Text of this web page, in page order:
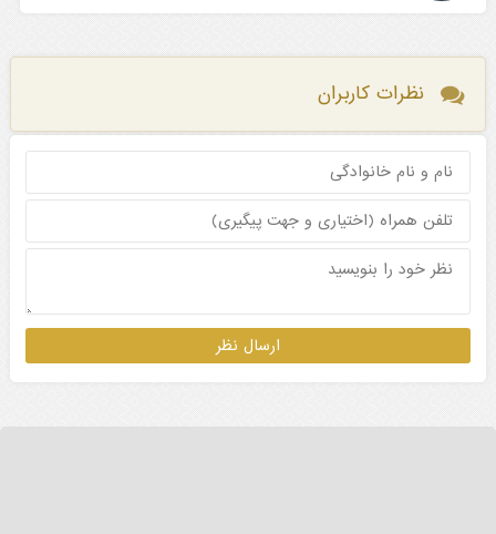
نظرات کاربران